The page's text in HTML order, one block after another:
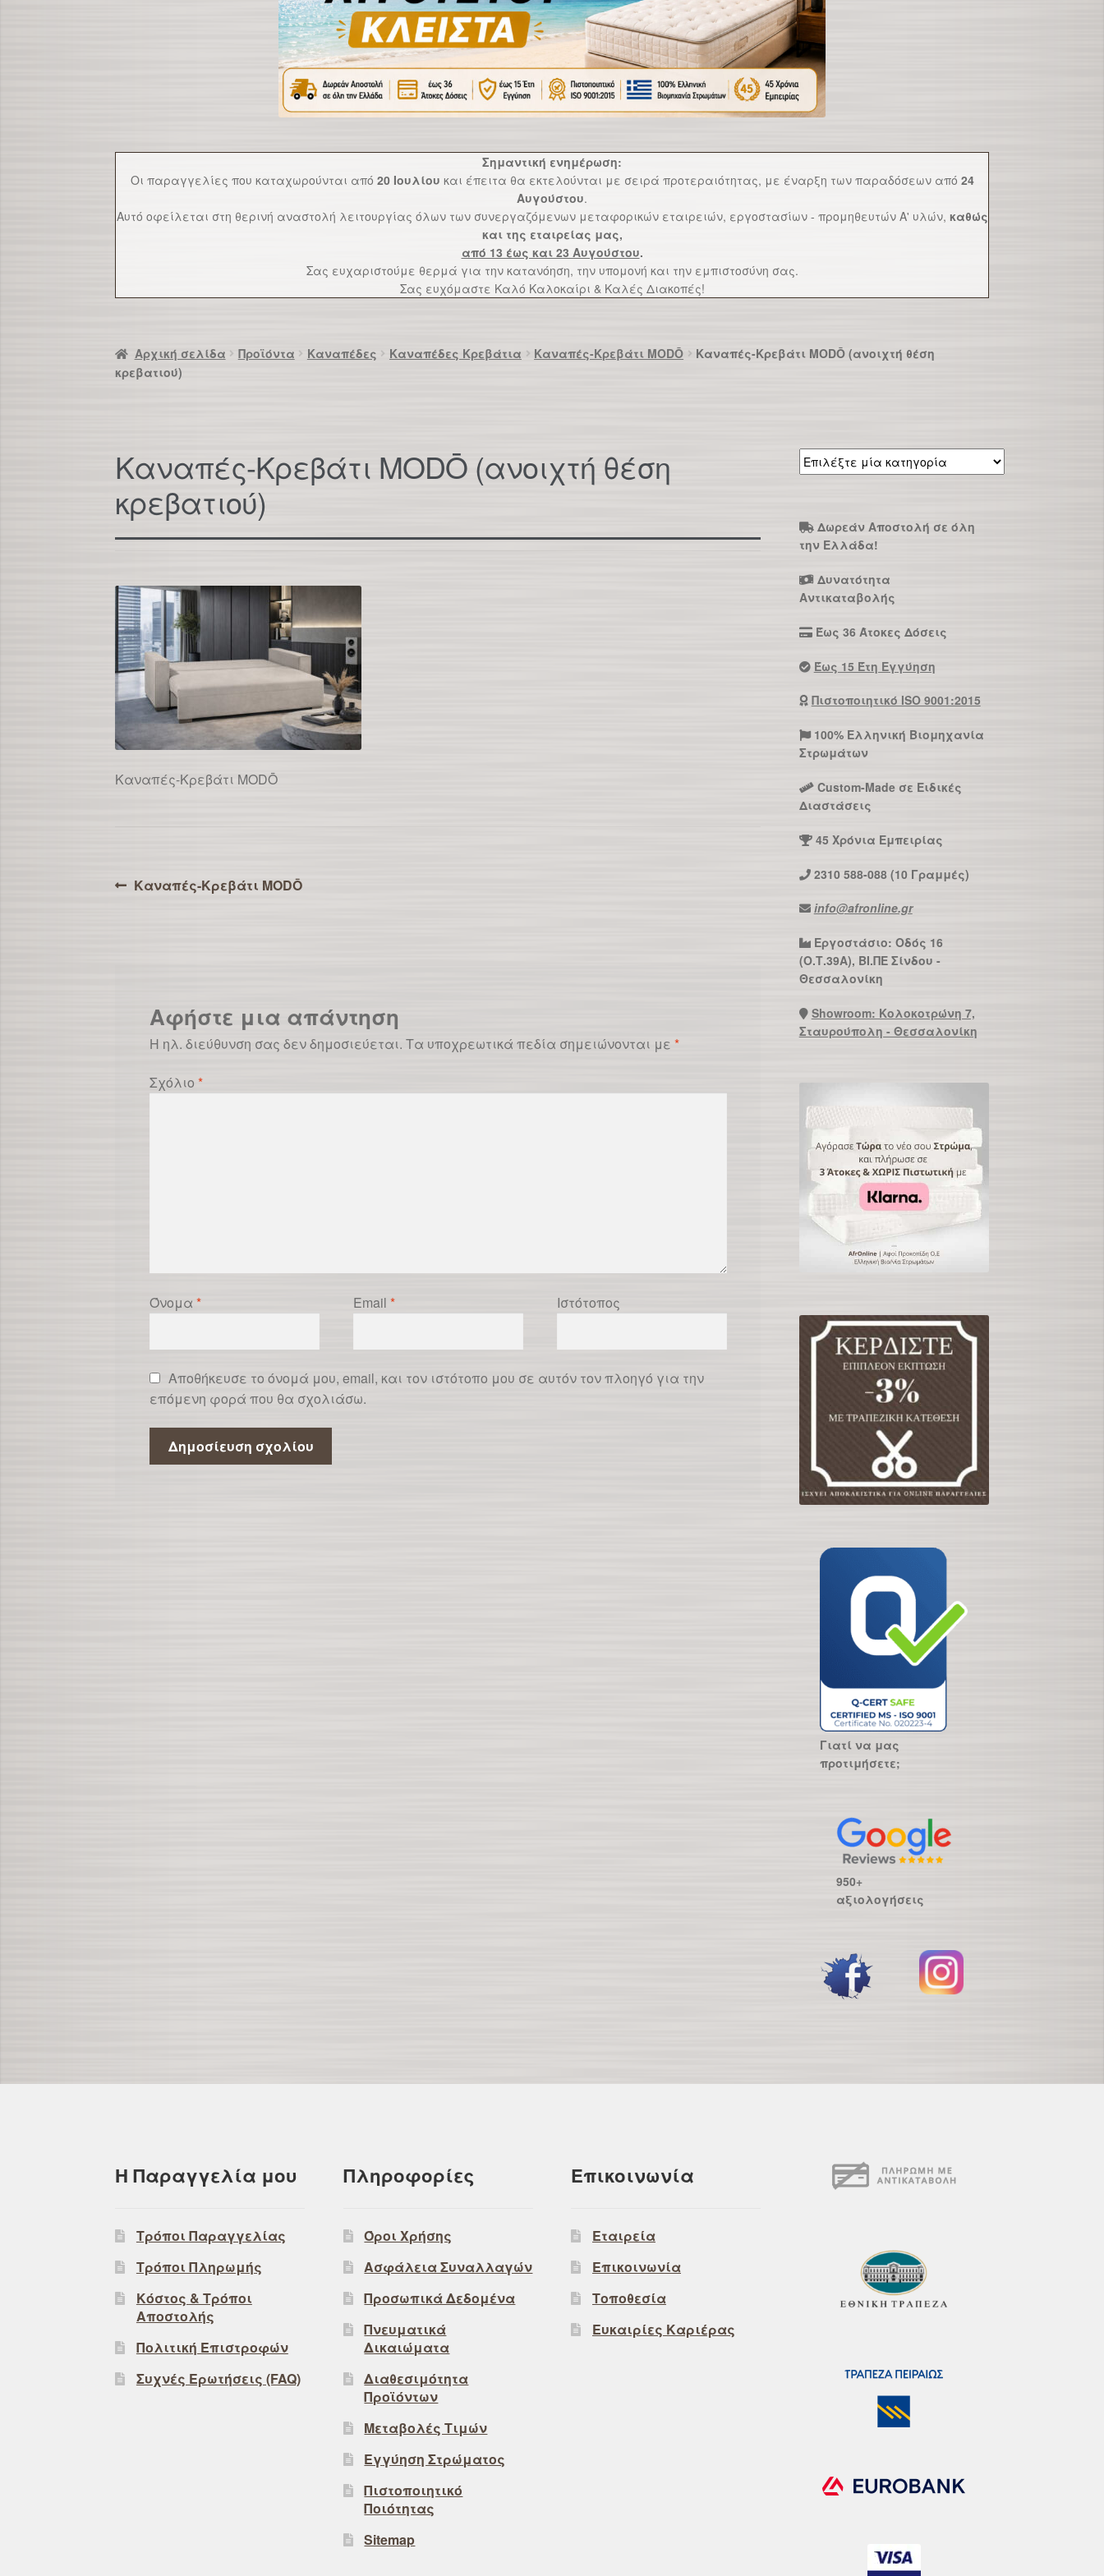
Σημαντική ενημέρωση:
Οι παραγγελίες που καταχωρούνται από 20 Ιουλίου και έπειτα θα εκτελούνται με σειρά προτεραιότητας, με έναρξη των παραδόσεων από 24
Αυγούστου.
Αυτό οφείλεται στη θερινή αναστολή λειτουργίας όλων των συνεργαζόμενων μεταφορικών εταιρειών, εργοστασίων - προμηθευτών Α' υλών, καθώς
και της εταιρείας μας,
από 13 έως και 23 Αυγούστου.
Σας ευχαριστούμε θερμά για την κατανόηση, την υπομονή και την εμπιστοσύνη σας.
Σας ευχόμαστε Καλό Καλοκαίρι & Καλές Διακοπές!
Αρχική σελίδα Προϊόντα Καναπέδες Καναπέδες Κρεβάτια Καναπές-Κρεβάτι MODŌ
Καναπές-Κρεβάτι MODŌ (ανοιχτή θέση
κρεβατιού)
Καναπές-Κρεβάτι MODŌ (ανοιχτή θέση
κρεβατιού)
Καναπές-Κρεβάτι MODŌ
Πλοήγηση
Προηγούμενο
Καναπές-Κρεβάτι MODŌ
Αφήστε μια απάντηση
Η ηλ. διεύθυνση σας δεν δημοσιεύεται. Τα υποχρεωτικά πεδία σημειώνονται με *
Σχόλιο *
Όνομα * Email * Ιστότοπος
Αποθήκευσε το όνομά μου, email, και τον ιστότοπο μου σε αυτόν τον πλοηγό για την
επόμενη φορά που θα σχολιάσω.
Επιλέξτε
μία
Δωρεάν Αποστολή σε όλη
την Ελλάδα!
Δυνατότητα
Αντικαταβολής
Έως 36 Άτοκες Δόσεις
Έως 15 Έτη Εγγύηση
Πιστοποιητικό ISO 9001:2015
100% Ελληνική Βιομηχανία
Στρωμάτων
Custom-Made σε Ειδικές
Διαστάσεις
45 Χρόνια Εμπειρίας
2310 588-088 (10 Γραμμές)
info@afronline.gr
Εργοστάσιο: Οδός 16
(Ο.Τ.39Α), ΒΙ.ΠΕ Σίνδου -
Θεσσαλονίκη
Showroom: Κολοκοτρώνη 7,
Σταυρούπολη - Θεσσαλονίκη
Γιατί να μας
προτιμήσετε;
950+
αξιολογήσεις
Η Παραγγελία μου
Τρόποι Παραγγελίας
Τρόποι Πληρωμής
Κόστος & Τρόποι
Αποστολής
Πολιτική Επιστροφών
Συχνές Ερωτήσεις (FAQ)
Πληροφορίες
Όροι Χρήσης
Ασφάλεια Συναλλαγών
Προσωπικά Δεδομένα
Πνευματικά
Δικαιώματα
Διαθεσιμότητα
Προϊόντων
Μεταβολές Τιμών
Εγγύηση Στρώματος
Πιστοποιητικό
Ποιότητας
Sitemap
Επικοινωνία
Εταιρεία
Επικοινωνία
Τοποθεσία
Ευκαιρίες Καριέρας